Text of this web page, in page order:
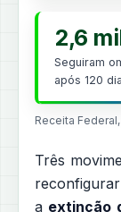
2,6
Seguiram
após 120
Receita
Três
a extinção